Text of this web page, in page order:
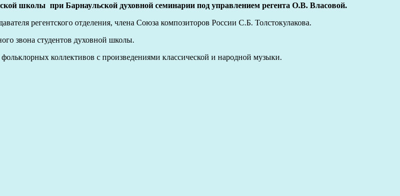
школы при Барнаульской духовной семинарии под управлением регента О.В. Власовой.
регентского отделения, члена Союза композиторов России С.Б. Толстокулакова.
звона студентов духовной школы.
коллективов с произведениями классической и народной музыки.